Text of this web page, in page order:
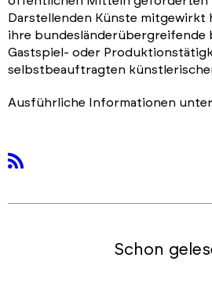
Darstellenden Künste mitgewirkt
ihre bundesländerübergreifende
Gastspiel- oder
selbstbeauftragten
Ausführliche Informationen unter
Schon